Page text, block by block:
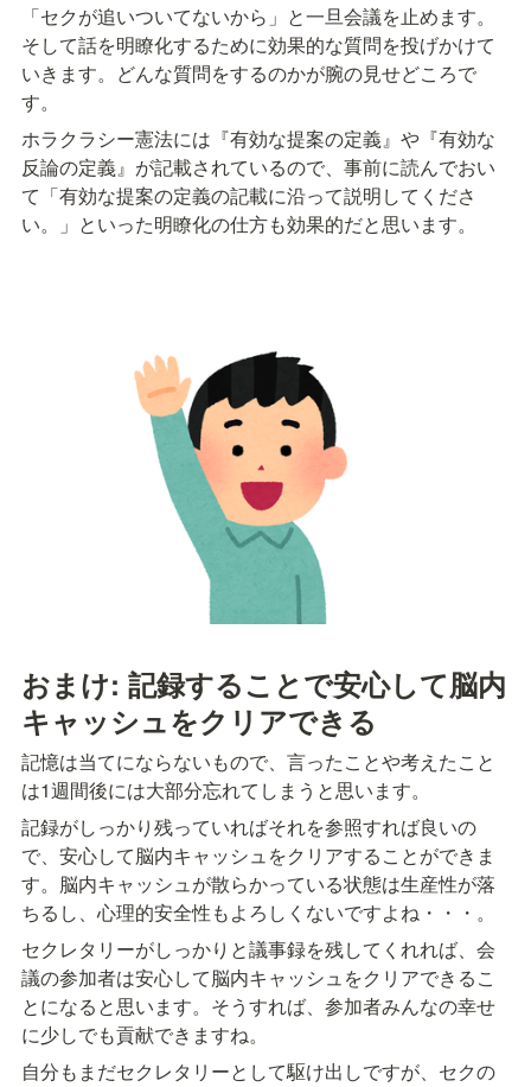
「セクが追いついてないから」と一旦会議を止めます。
そして話を明瞭化するために効果的な質問を投げかけて
いきます。どんな質問をするのかが腕の見せどころで
す。
ホラクラシー憲法には『有効な提案の定義』や『有効な
反論の定義』が記載されているので、事前に読んでおい
て「有効な提案の定義の記載に沿って説明してくださ
い。」といった明瞭化の仕方も効果的だと思います。
おまけ: 記録することで安心して脳内
キャッシュをクリアできる
記憶は当てにならないもので、言ったことや考えたこと
は1週間後には大部分忘れてしまうと思います。
記録がしっかり残っていればそれを参照すれば良いの
で、安心して脳内キャッシュをクリアすることができま
す。脳内キャッシュが散らかっている状態は生産性が落
ちるし、心理的安全性もよろしくないですよね・・・。
セクレタリーがしっかりと議事録を残してくれれば、会
議の参加者は安心して脳内キャッシュをクリアできるこ
とになると思います。そうすれば、参加者みんなの幸せ
に少しでも貢献できますね。
自分もまだセクレタリーとして駆け出しですが、セクの